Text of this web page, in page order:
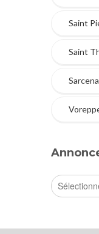
Saint
Saint